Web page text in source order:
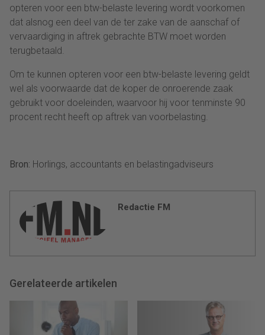
opteren voor een btw-belaste levering wordt voorkomen
dat alsnog een deel van de ter zake van de aanschaf of
vervaardiging in aftrek gebrachte BTW moet worden
terugbetaald.
Om te kunnen opteren voor een btw-belaste levering geldt
wel als voorwaarde dat de koper de onroerende zaak
gebruikt voor doeleinden, waarvoor hij voor tenminste 90
procent recht heeft op aftrek van voorbelasting.
Bron: Horlings, accountants en belastingadviseurs
Redactie FM
Gerelateerde artikelen